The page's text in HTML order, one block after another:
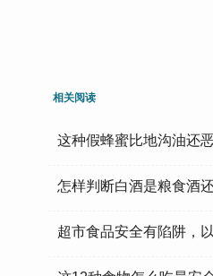
相关阅读
这种假蜂蜜比地沟油还
怎样判断白酒是粮食酒
超市食品安全有陷阱，